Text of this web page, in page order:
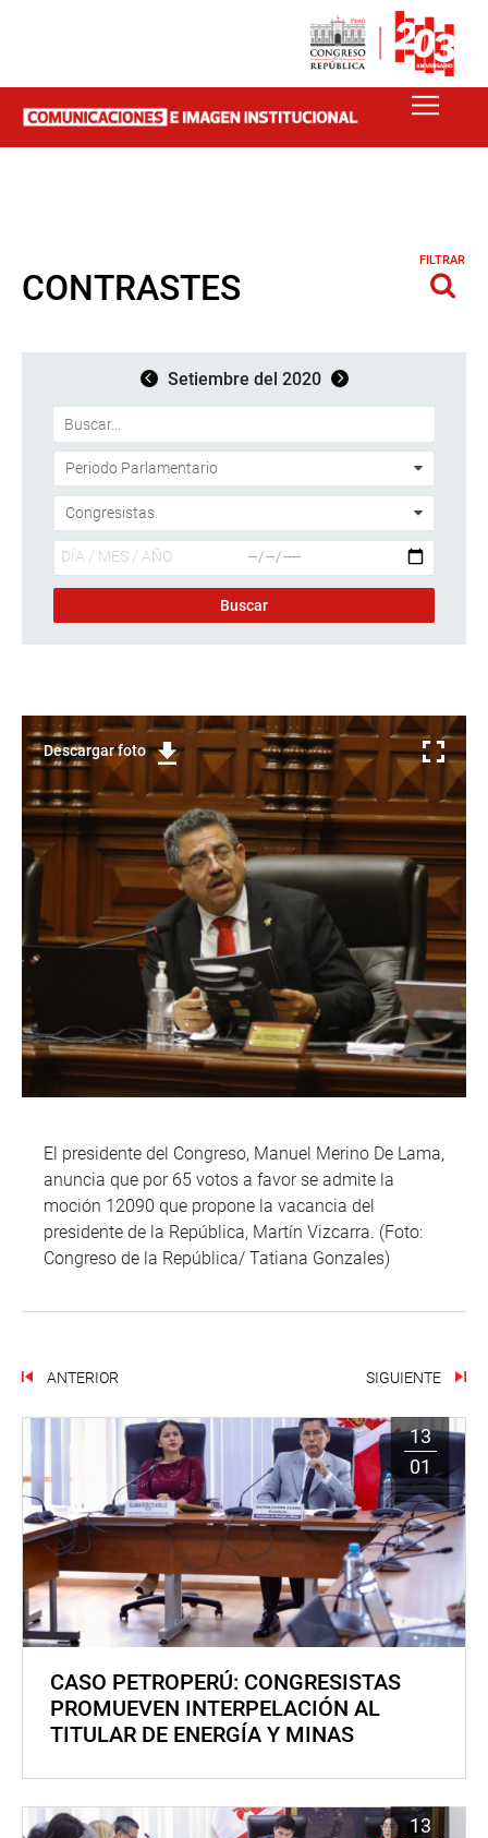
CONTRASTES
FILTRAR
Setiembre del 2020
Descargar foto
El presidente del Congreso, Manuel Merino De Lama,
anuncia que por 65 votos a favor se admite la
moción 12090 que propone la vacancia del
presidente de la República, Martín Vizcarra. (Foto:
Congreso de la República/ Tatiana Gonzales)
ANTERIOR SIGUIENTE
13
01
CASO PETROPERÚ: CONGRESISTAS
PROMUEVEN INTERPELACIÓN AL
TITULAR DE ENERGÍA Y MINAS
13